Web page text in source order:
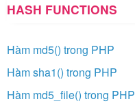
HASH FUNCTIONS
Hàm md5() trong PHP
Hàm sha1() trong PHP
Hàm md5_file() trong PHP